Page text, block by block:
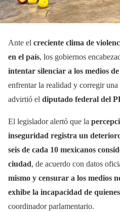
Ante el creciente clima de
en el país, los gobiernos
intentar silenciar a los medios
enfrentar la realidad y corregir
advirtió el diputado federal del
El legislador alertó que la
inseguridad registra un
seis de cada 10 mexicanos
ciudad, de acuerdo con datos
mismo y censurar a los medios
exhibe la incapacidad de
coordinador parlamentario.